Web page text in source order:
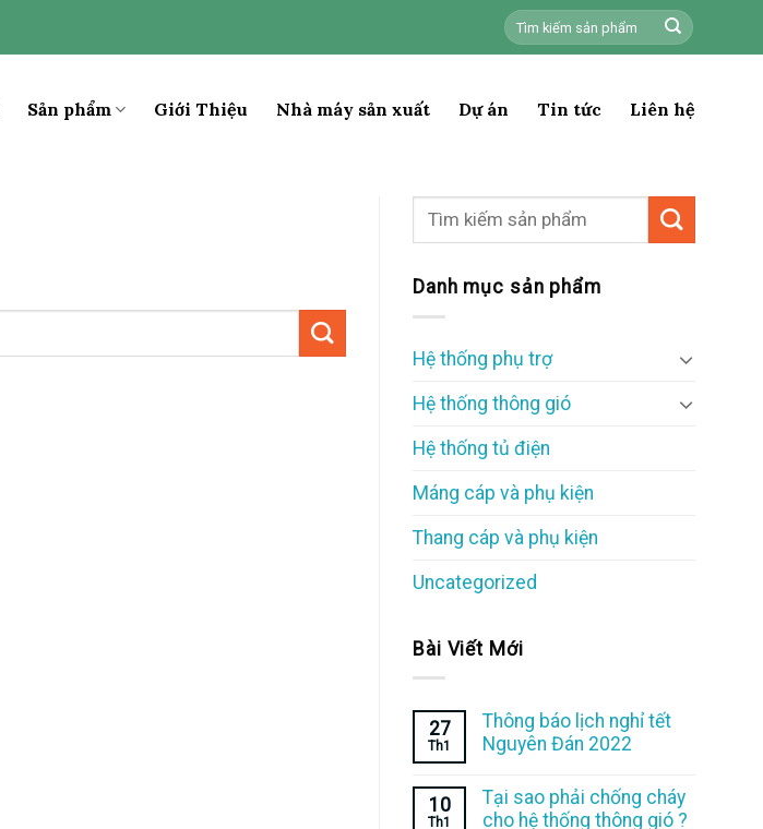
Tìm
kiếm:
Sản phẩm Giới Thiệu Nhà máy sản xuất Dự án Tin tức Liên hệ
Danh mục sản phẩm
Hệ thống phụ trợ
Hệ thống thông gió
Hệ thống tủ điện
Máng cáp và phụ kiện
Thang cáp và phụ kiện
Uncategorized
Bài Viết Mới
27
Th1
Thông báo lịch nghỉ tết
Nguyên Đán 2022
10
Th1
Tại sao phải chống cháy
cho hệ thống thông gió ?